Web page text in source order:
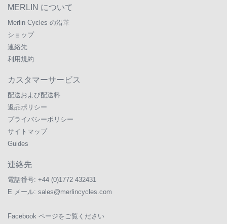
MERLIN について
Merlin Cycles の沿革
ショップ
連絡先
利用規約
カスタマーサービス
配送および配送料
返品ポリシー
プライバシーポリシー
サイトマップ
Guides
連絡先
電話番号: +44 (0)1772 432431
E メール: sales@merlincycles.com
Facebook ページをご覧ください